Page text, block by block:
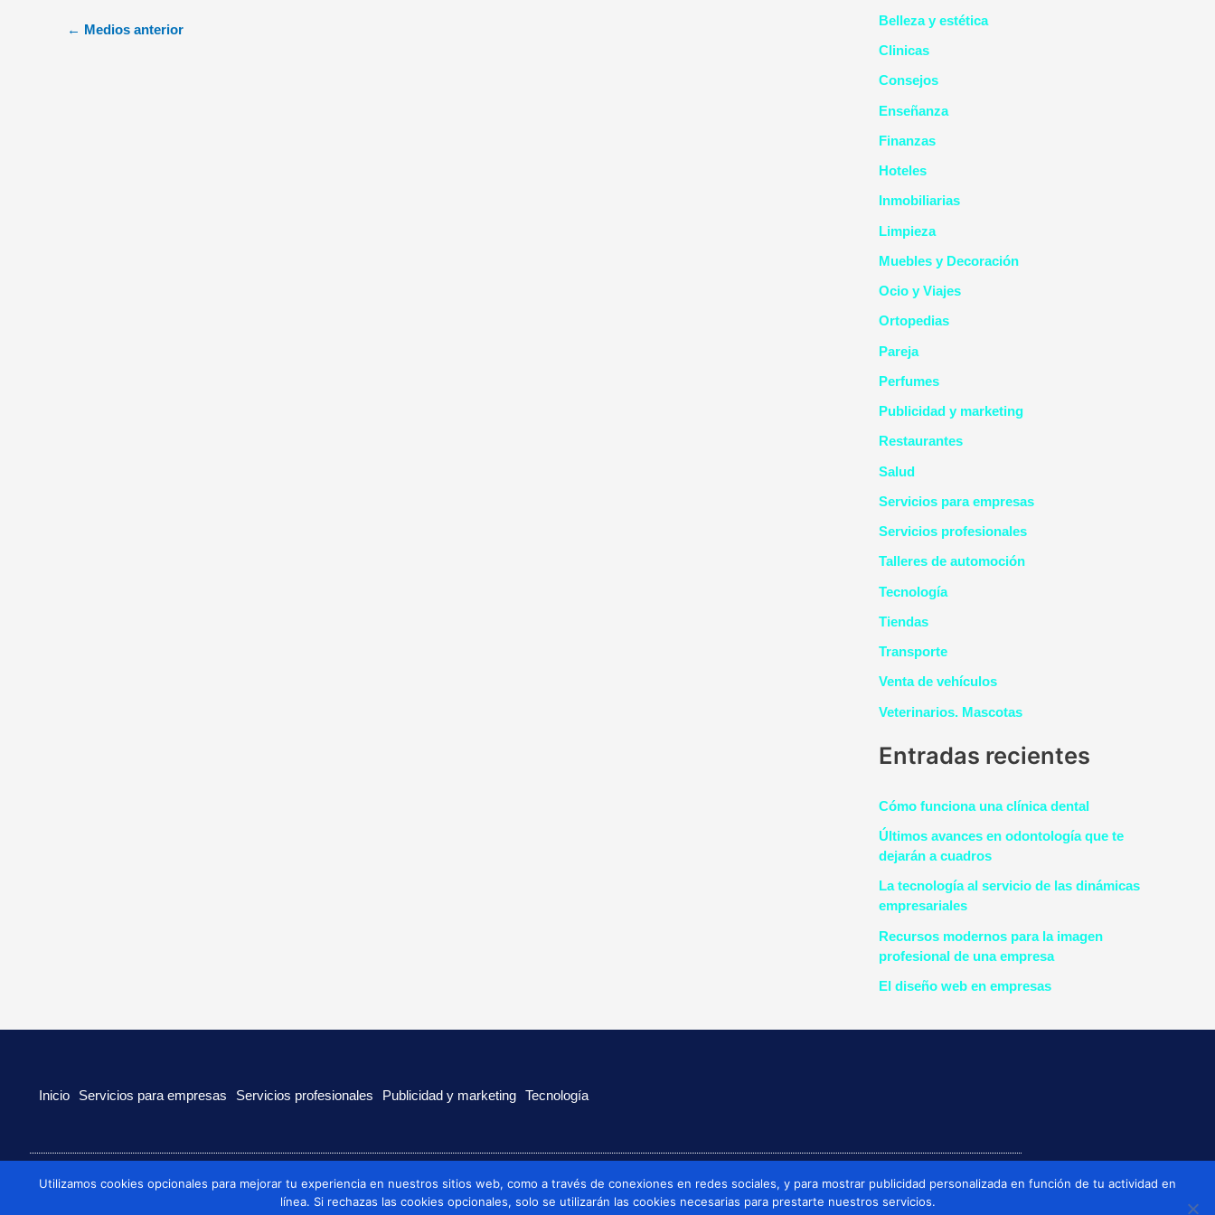
← Medios anterior
Belleza y estética
Clinicas
Consejos
Enseñanza
Finanzas
Hoteles
Inmobiliarias
Limpieza
Muebles y Decoración
Ocio y Viajes
Ortopedias
Pareja
Perfumes
Publicidad y marketing
Restaurantes
Salud
Servicios para empresas
Servicios profesionales
Talleres de automoción
Tecnología
Tiendas
Transporte
Venta de vehículos
Veterinarios. Mascotas
Entradas recientes
Cómo funciona una clínica dental
Últimos avances en odontología que te
dejarán a cuadros
La tecnología al servicio de las dinámicas
empresariales
Recursos modernos para la imagen
profesional de una empresa
El diseño web en empresas
Inicio Servicios para empresas Servicios profesionales Publicidad y marketing Tecnología
Politica de cookiesPolitica de privacidad
Utilizamos cookies opcionales para mejorar tu experiencia en nuestros sitios web, como a través de conexiones en redes sociales, y para mostrar publicidad personalizada en función de tu actividad en
línea. Si rechazas las cookies opcionales, solo se utilizarán las cookies necesarias para prestarte nuestros servicios.